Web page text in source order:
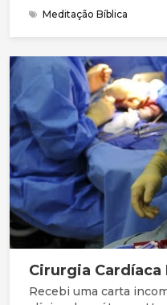
confuso”. Sendo
muita atenção a esse
ouço políticos e líderes
dizem religiosos, mas
se servem a si
diferentes
Meditação Bíblica
Cirurgia Cardíaca
Recebi uma carta